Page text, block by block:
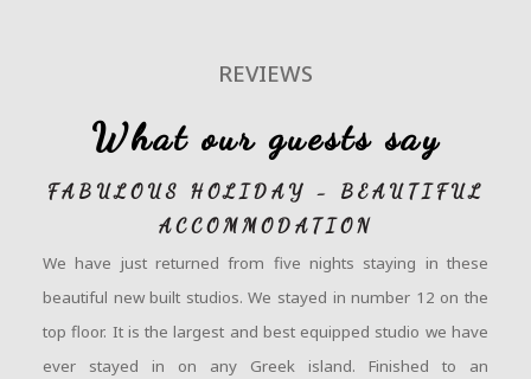
REVIEWS
What our guests say
FABULOUS HOLIDAY - BEAUTIFUL
ACCOMMODATION
We have just returned from five nights staying in these
beautiful new built studios. We stayed in number 12 on the
top floor. It is the largest and best equipped studio we have
ever stayed in on any Greek island. Finished to an